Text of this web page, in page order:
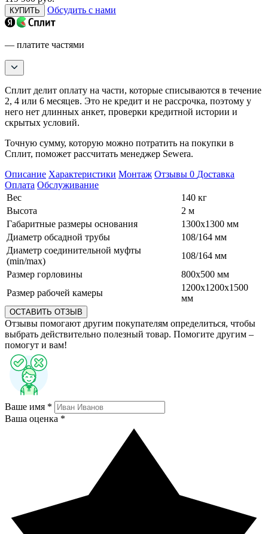
КУПИТЬ Обсудить с нами
— платите частями
Сплит делит оплату на части, которые списываются в течение
2, 4 или 6 месяцев. Это не кредит и не рассрочка, поэтому у
него нет длинных анкет, проверки кредитной истории и
скрытых условий.
Точную сумму, которую можно потратить на покупки в
Сплит, поможет рассчитать менеджер Sewera.
Описание Характеристики Монтаж Отзывы 0 Доставка
Оплата Обслуживание
Вес
140 кг
Высота
2 м
Габаритные размеры основания
1300х1300 мм
Диаметр обсадной трубы
108/164 мм
Диаметр соединительной муфты
(min/max)
108/164 мм
Размер горловины
800х500 мм
Размер рабочей камеры
1200х1200х1500
мм
ОСТАВИТЬ ОТЗЫВ
Отзывы помогают другим покупателям определиться, чтобы
выбрать действительно полезный товар. Помогите другим –
помогут и вам!
Ваше имя *
Ваша оценка *